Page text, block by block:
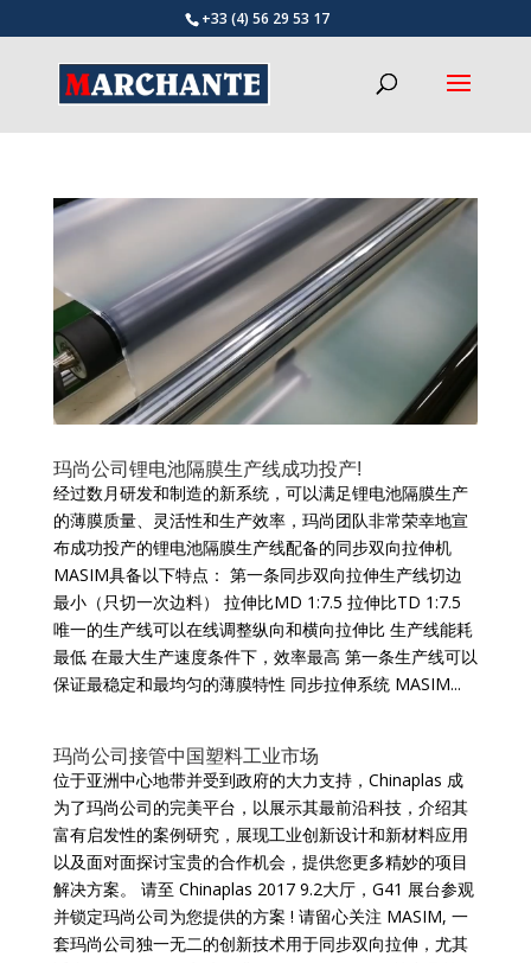
+33 (4) 56 29 53 17
玛尚公司锂电池隔膜生产线成功投产!
经过数月研发和制造的新系统，可以满足锂电池隔膜生产
的薄膜质量、灵活性和生产效率，玛尚团队非常荣幸地宣
布成功投产的锂电池隔膜生产线配备的同步双向拉伸机
MASIM具备以下特点： 第一条同步双向拉伸生产线切边
最小（只切一次边料） 拉伸比MD 1:7.5 拉伸比TD 1:7.5
唯一的生产线可以在线调整纵向和横向拉伸比 生产线能耗
最低 在最大生产速度条件下，效率最高 第一条生产线可以
保证最稳定和最均匀的薄膜特性 同步拉伸系统 MASIM...
玛尚公司接管中国塑料工业市场
位于亚洲中心地带并受到政府的大力支持，Chinaplas 成
为了玛尚公司的完美平台，以展示其最前沿科技，介绍其
富有启发性的案例研究，展现工业创新设计和新材料应用
以及面对面探讨宝贵的合作机会，提供您更多精妙的项目
解决方案。 请至 Chinaplas 2017 9.2大厅，G41 展台参观
并锁定玛尚公司为您提供的方案 ! 请留心关注 MASIM, 一
套玛尚公司独一无二的创新技术用于同步双向拉伸，尤其